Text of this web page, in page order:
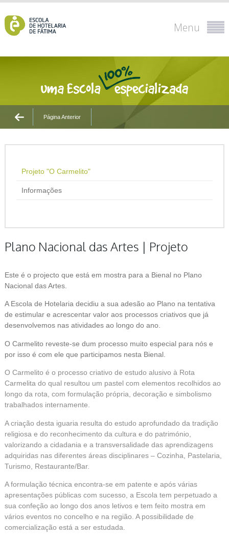
Menu
Página Anterior
Projeto "O Carmelito"
Informações
Plano Nacional das Artes | Projeto
Este é o projecto que está em mostra para a Bienal no Plano
Nacional das Artes.
A Escola de Hotelaria decidiu a sua adesão ao Plano na tentativa
de estimular e acrescentar valor aos processos criativos que já
desenvolvemos nas atividades ao longo do ano.
O Carmelito reveste-se dum processo muito especial para nós e
por isso é com ele que participamos nesta Bienal.
O Carmelito é o processo criativo de estudo alusivo à Rota
Carmelita do qual resultou um pastel com elementos recolhidos ao
longo da rota, com formulação própria, decoração e simbolismo
trabalhados internamente.
A criação desta iguaria resulta do estudo aprofundado da tradição
religiosa e do reconhecimento da cultura e do património,
valorizando a cidadania e a transversalidade das aprendizagens
adquiridas nas diferentes áreas disciplinares – Cozinha, Pastelaria,
Turismo, Restaurante/Bar.
A formulação técnica encontra-se em patente e após várias
apresentações públicas com sucesso, a Escola tem perpetuado a
sua confeção ao longo dos anos letivos e tem feito mostra em
vários eventos no concelho e na região. A possibilidade de
comercialização está a ser estudada.